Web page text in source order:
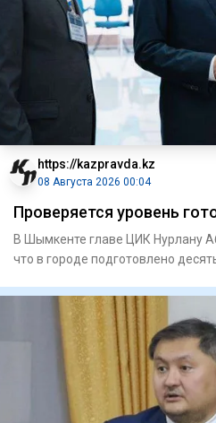
https://kazpravda.kz
08 Августа 2026 00:04
Проверяется уровень
В Шымкенте главе ЦИК Нурлану
что в городе подготовлено